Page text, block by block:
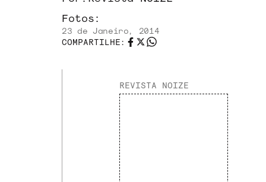
Fotos:
23 de Janeiro, 2014
COMPARTILHE:
REVISTA NOIZE